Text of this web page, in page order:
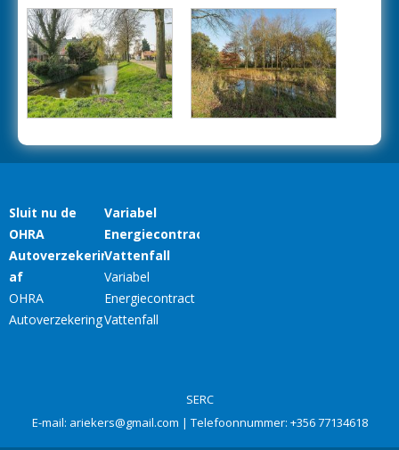
SERC
E-mail: ariekers@gmail.com | Telefoonnummer: +356 77134618